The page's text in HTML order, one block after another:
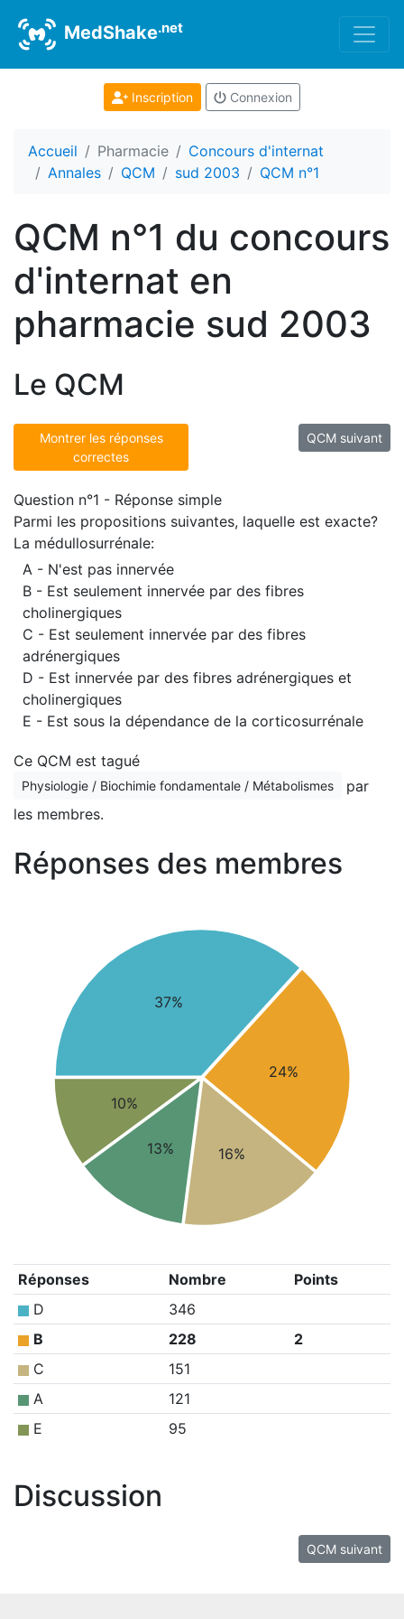
MedShake.net
Inscription Connexion
Accueil Pharmacie
Concours d'internat
Annales
QCM sud 2003 QCM n°1
QCM n°1 du concours
d'internat en
pharmacie sud 2003
Le QCM
Montrer les réponses
correctes
QCM suivant
Question n°1 - Réponse simple
Parmi les propositions suivantes, laquelle est exacte?
La médullosurrénale:
A - N'est pas innervée
B - Est seulement innervée par des fibres
cholinergiques
C - Est seulement innervée par des fibres
adrénergiques
D - Est innervée par des fibres adrénergiques et
cholinergiques
E - Est sous la dépendance de la corticosurrénale
Ce QCM est tagué
Physiologie / Biochimie fondamentale / Métabolismes
par
les membres.
Réponses des membres
37%
24%
16%
13%
10%
Réponses Nombre
Points
D
346
B
228
2
C
151
A
121
E
95
Discussion
QCM suivant